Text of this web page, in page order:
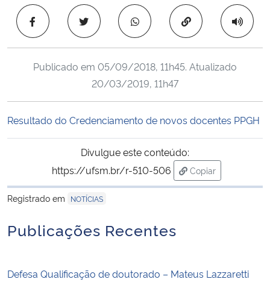
Ministério da Cidadania
Ministério da Saúde
Ministério do Meio Ambiente
Ministério do Turismo
Ministério do Desenvolvimento Regional
Controladoria-Geral da União
Ministério da Mulher, da Família e dos Direitos Humanos
Copiar para área
Publicado em 05/09/2018, 11h45. Atualizado
20/03/2019, 11h47
Resultado do Credenciamento de novos docentes PPGH
Divulgue este conteúdo:
https://ufsm.br/r-510-506
Copiar
para área de
Registrado em
NOTÍCIAS
Publicações Recentes
Defesa Qualificação de doutorado – Mateus Lazzaretti